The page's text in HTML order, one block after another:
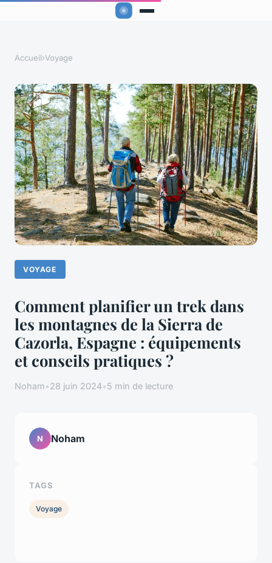
Accueil›Voyage
VOYAGE
Comment planifier un trek dans
les montagnes de la Sierra de
Cazorla, Espagne : équipements
et conseils pratiques ?
Noham•28 juin 2024•5 min de lecture
N Noham
TAGS
Voyage